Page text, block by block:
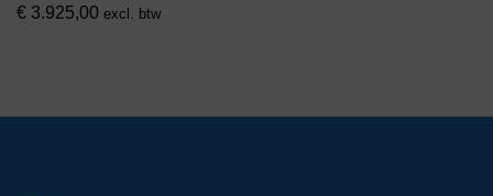
€ 3.925,00 excl. btw